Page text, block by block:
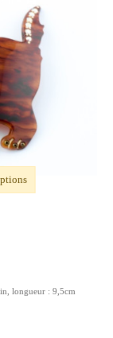
longueur : 9,5cm